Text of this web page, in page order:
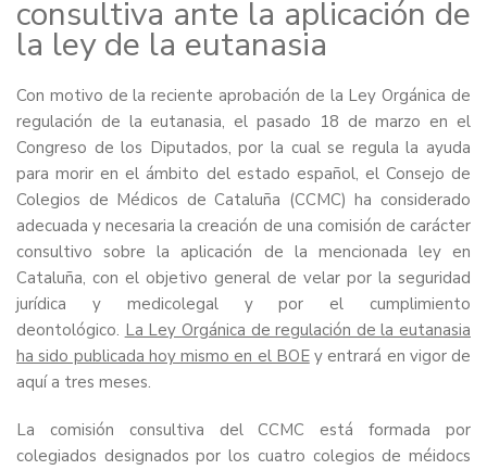
consultiva ante la aplicación de
la ley de la eutanasia
Con motivo de la reciente aprobación de la Ley Orgánica de
regulación de la eutanasia, el pasado 18 de marzo en el
Congreso de los Diputados, por la cual se regula la ayuda
para morir en el ámbito del estado español, el Consejo de
Colegios de Médicos de Cataluña (CCMC) ha considerado
adecuada y necesaria la creación de una comisión de carácter
consultivo sobre la aplicación de la mencionada ley en
Cataluña, con el objetivo general de velar por la seguridad
jurídica y medicolegal y por el cumplimiento
deontológico. La Ley Orgánica de regulación de la eutanasia
ha sido publicada hoy mismo en el BOEy entrará en vigor de
aquí a tres meses.
La comisión consultiva del CCMC está formada por
colegiados designados por los cuatro colegios de méidocs